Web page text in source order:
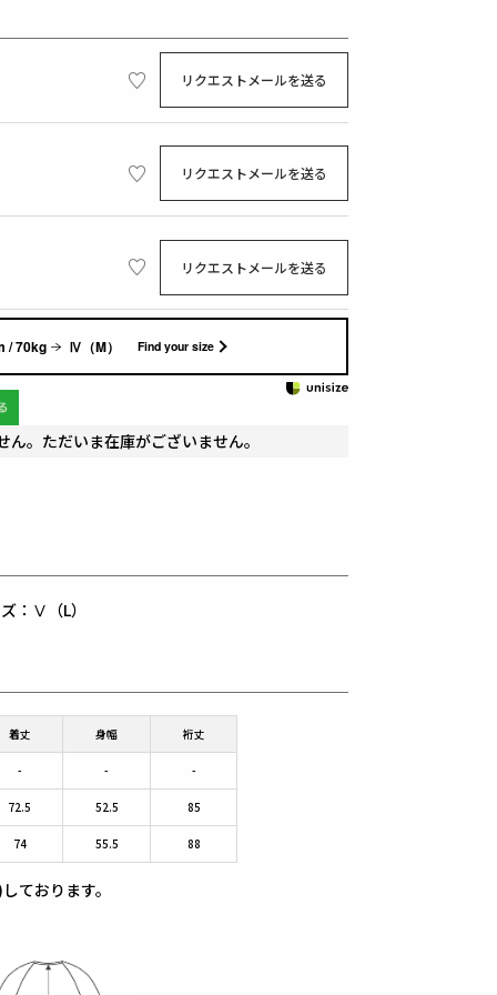
リクエストメールを送る
リクエストメールを送る
リクエストメールを送る
/ 70kg Ⅳ（M） Find your size
ん。ただいま在庫がございません。
ズ：Ⅴ（L）
着丈 身幅 裄丈
- - -
72.5 52.5 85
74 55.5 88
ております。